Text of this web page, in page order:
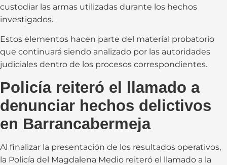
custodiar las armas utilizadas durante los hechos
investigados.
Estos elementos hacen parte del material probatorio
que continuará siendo analizado por las autoridades
judiciales dentro de los procesos correspondientes.
Policía reiteró el llamado a
denunciar hechos delictivos
en Barrancabermeja
Al finalizar la presentación de los resultados operativos,
la Policía del Magdalena Medio reiteró el llamado a la